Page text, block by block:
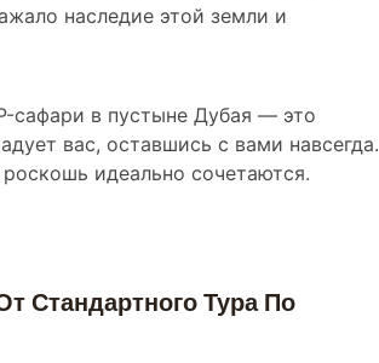
наследие этой земли и
сафари в пустыне Дубая — это
вас, оставшись с вами навсегда.
идеально сочетаются.
Стандартного Тура По